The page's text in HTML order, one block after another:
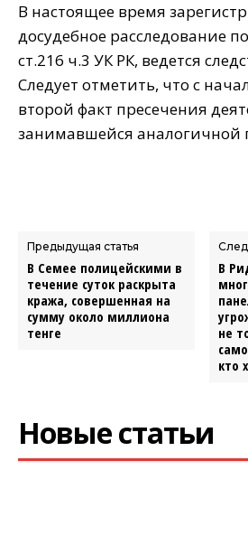
В настоящее время
досудебное расследование
ст.216 ч.3 УК РК, ведется
Следует отметить, что с
второй факт пресечения
занимавшейся аналогичной
Предыдущая статья
В Семее полицейскими в
течение суток раскрыта
кража, совершенная на
сумму около миллиона
тенге
В
не
кто
Новые статьи